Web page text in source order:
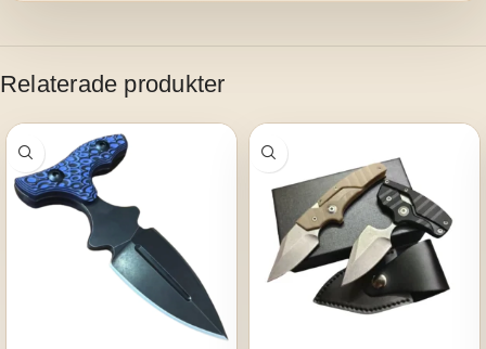
Relaterade produkter